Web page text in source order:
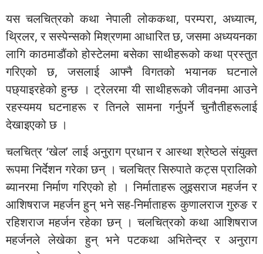
यस चलचित्रको कथा नेपाली लोककथा, परम्परा, अध्यात्म,
थ्रिलर, र सस्पेन्सको मिश्रणमा आधारित छ, जसमा अध्ययनका
लागि काठमाडौंको होस्टेलमा बसेका साथीहरूको कथा प्रस्तुत
गरिएको छ, जसलाई आफ्नै विगतको भयानक घटनाले
पछ्याइरहेको हुन्छ । ट्रेलरमा यी साथीहरूको जीवनमा आउने
रहस्यमय घटनाहरू र तिनले सामना गर्नुपर्ने चुनौतीहरूलाई
देखाइएको छ ।
चलचित्र ‘खेल’ लाई अनुराग प्रधान र आस्था श्रेष्ठले संयुक्त
रूपमा निर्देशन गरेका छन् । चलचित्र सिरुपाते कट्स प्रालिको
ब्यानरमा निर्माण गरिएको हो । निर्माताहरू लुइसराज महर्जन र
आशिषराज महर्जन हुन् भने सह-निर्माताहरू कुणालराज गुरुङ र
रहिशराज महर्जन रहेका छन् । चलचित्रको कथा आशिषराज
महर्जनले लेखेका हुन् भने पटकथा अभितेन्द्र र अनुराग